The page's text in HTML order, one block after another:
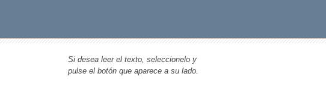
Si desea leer el texto, seleccionelo y
pulse el botón que aparece a su lado.